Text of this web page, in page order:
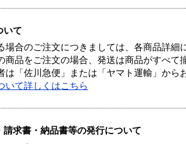
いて
場合のご注文につきましては、各商品詳細
商品をご注文の場合、発送は商品がすべて
は「佐川急便」または「ヤマト運輸」から
いて詳しくはこちら
請求書・納品書等の発行について